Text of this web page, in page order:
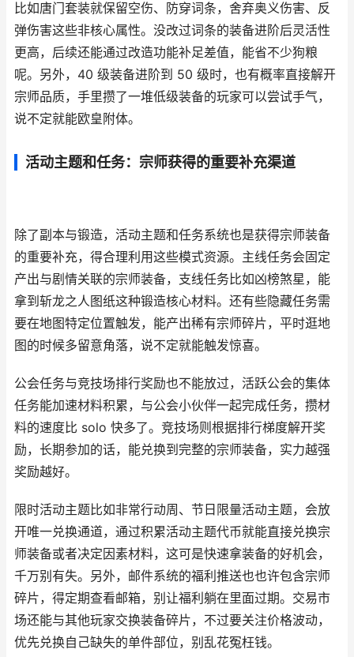
比如唐门套装就保留空伤、防穿词条，舍弃奥义伤害、反
弹伤害这些非核心属性。没改过词条的装备进阶后灵活性
更高，后续还能通过改造功能补足差值，能省不少狗粮
呢。另外，40 级装备进阶到 50 级时，也有概率直接解开
宗师品质，手里攒了一堆低级装备的玩家可以尝试手气，
说不定就能欧皇附体。
活动主题和任务：宗师获得的重要补充渠道
除了副本与锻造，活动主题和任务系统也是获得宗师装备
的重要补充，得合理利用这些模式资源。主线任务会固定
产出与剧情关联的宗师装备，支线任务比如凶榜煞星，能
拿到斩龙之人图纸这种锻造核心材料。还有些隐藏任务需
要在地图特定位置触发，能产出稀有宗师碎片，平时逛地
图的时候多留意角落，说不定就能触发惊喜。
公会任务与竞技场排行奖励也不能放过，活跃公会的集体
任务能加速材料积累，与公会小伙伴一起完成任务，攒材
料的速度比 solo 快多了。竞技场则根据排行梯度解开奖
励，长期参加的话，能兑换到完整的宗师装备，实力越强
奖励越好。
限时活动主题比如非常行动周、节日限量活动主题，会放
开唯一兑换通道，通过积累活动主题代币就能直接兑换宗
师装备或者决定因素材料，这可是快速拿装备的好机会，
千万别有失。另外，邮件系统的福利推送也也许包含宗师
碎片，得定期查看邮箱，别让福利躺在里面过期。交易市
场还能与其他玩家交换装备碎片，不过要关注价格波动，
优先兑换自己缺失的单件部位，别乱花冤枉钱。